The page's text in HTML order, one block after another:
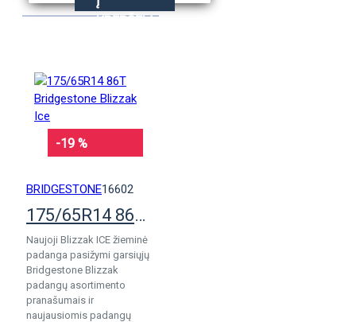
KREPŠELĮ
-19 %
BRIDGESTONE16602
175/65R14 86T Bridgestone Blizzak Ice
Naujoji Blizzak ICE žieminė
padanga pasižymi garsiųjų
Bridgestone Blizzak
padangų asortimento
pranašumais ir
naujausiomis padangų